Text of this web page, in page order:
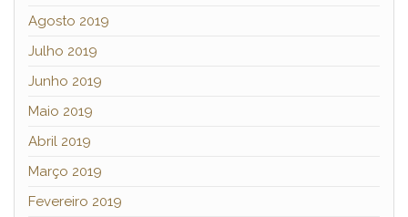
Agosto 2019
Julho 2019
Junho 2019
Maio 2019
Abril 2019
Março 2019
Fevereiro 2019